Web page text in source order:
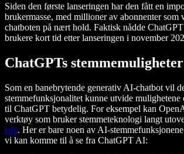
Siden den første lanseringen har den fått en
brukermasse, med millioner av abonnenter som
chatboten på nært hold. Faktisk nådde
brukere kort tid etter lanseringen i november
ChatGPTs stemmemuligheter
Som en banebrytende generativ AI-chatbot vil
stemmefunksjonalitet kunne utvide mulighetene
til ChatGPT betydelig. For eksempel kan
verktøy som bruker stemmeteknologi langt
tale. Her er bare noen av AI-
vi kan komme til å se fra ChatGPT AI: